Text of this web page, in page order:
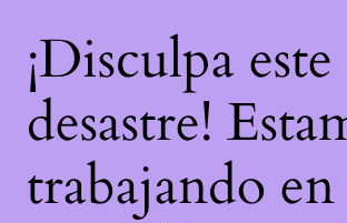
¡Disculpa este
desastre!
trabajando